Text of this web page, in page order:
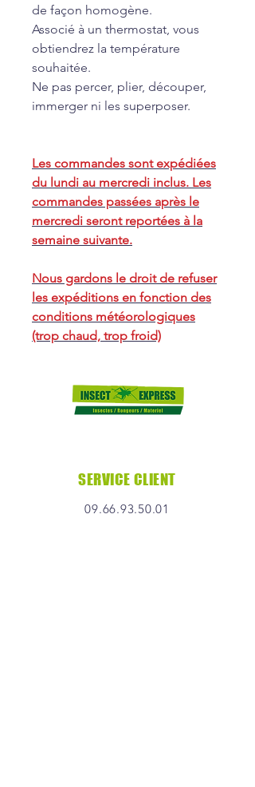
de façon homogène.
Associé à un thermostat, vous
obtiendrez la température
souhaitée.
Ne pas percer, plier, découper,
immerger ni les superposer.
Les commandes sont expédiées
du lundi au mercredi inclus. Les
commandes passées après le
mercredi seront reportées à la
semaine suivante.
Nous gardons le droit de refuser
les expéditions en fonction des
conditions météorologiques
(trop chaud, trop froid)
SERVICE CLIENT
09.66.93.50.01